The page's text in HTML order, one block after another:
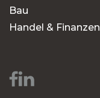
Bau
Handel & Finanzen